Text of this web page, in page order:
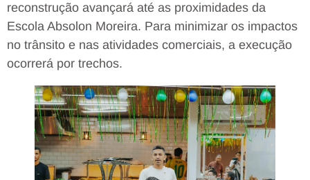
reconstrução avançará até as proximidades da
Escola Absolon Moreira. Para minimizar os impactos
no trânsito e nas atividades comerciais, a execução
ocorrerá por trechos.